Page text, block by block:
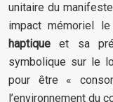
unitaire du
impact mémoriel
haptique et sa
symbolique sur le
pour être «
l’environnement du